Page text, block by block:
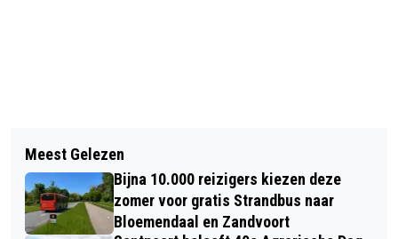
WINTERGAMES IN DE GEMEENTE
BLOEMENDAAL
KOM JIJ NAAR DE WINTERSCHOOL IN
BLOEMENDAAL?
Meest Gelezen
Bijna 10.000 reizigers kiezen deze
zomer voor gratis Strandbus naar
Bloemendaal en Zandvoort